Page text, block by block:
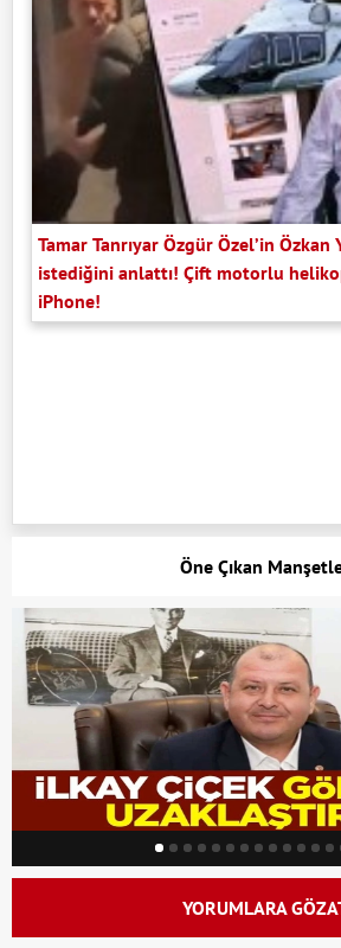
Tamar Tanrıyar Özgür Özel’in Özkan
istediğini anlattı! Çift motorlu
iPhone!
Öne Çıkan
YORUMLARA